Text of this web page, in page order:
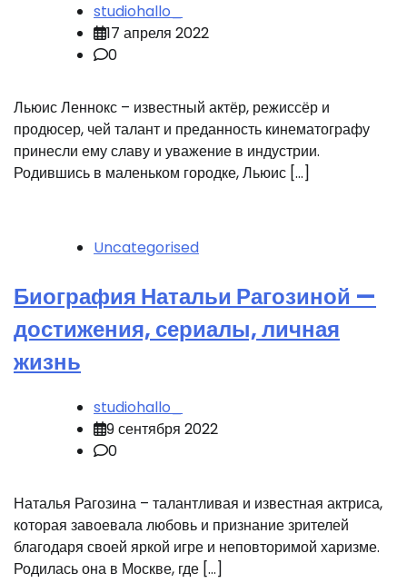
studiohallo_
17 апреля 2022
0
Льюис Леннокс – известный актёр, режиссёр и
продюсер, чей талант и преданность кинематографу
принесли ему славу и уважение в индустрии.
Родившись в маленьком городке, Льюис […]
Uncategorised
Биография Натальи Рагозиной —
достижения, сериалы, личная
жизнь
studiohallo_
9 сентября 2022
0
Наталья Рагозина – талантливая и известная актриса,
которая завоевала любовь и признание зрителей
благодаря своей яркой игре и неповторимой харизме.
Родилась она в Москве, где […]